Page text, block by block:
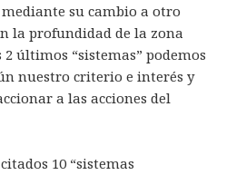
su cambio a otro
la profundidad de la zona
2 últimos “sistemas” podemos
nuestro criterio e interés y
a las acciones del
10 “sistemas